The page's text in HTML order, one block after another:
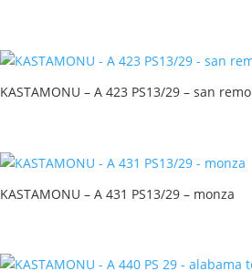
KASTAMONU – A 423 PS13/29 – san remo
KASTAMONU – A 431 PS13/29 – monza